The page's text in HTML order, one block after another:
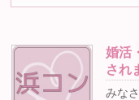
婚活
され
みな